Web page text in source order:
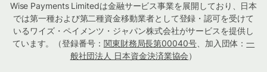
Wise Payments Limitedは金融サービス事業を展開しており、日本
では第一種および第二種資金移動業者として登録・認可を受けて
いるワイズ・ペイメンツ・ジャパン株式会社がサービスを提供し
ています。（登録番号： 関東財務局長第00040号、加入団体：一
般社団法人 日本資金決済業協会）